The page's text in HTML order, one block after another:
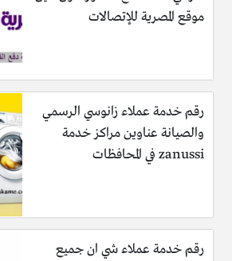
موقع المصرية للإتصالات
رقم خدمة عملاء زانوسي الرسمي
والصيانة عناوين مراكز خدمة
zanussi في المحافظات
رقم خدمة عملاء شي ان جميع